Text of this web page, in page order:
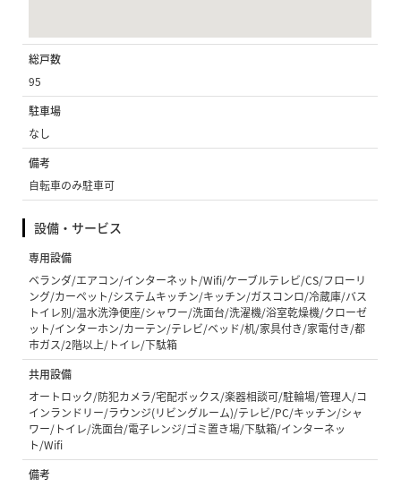
総戸数
95
駐車場
なし
備考
自転車のみ駐車可
設備・サービス
専用設備
ベランダ/エアコン/インターネット/Wifi/ケーブルテレビ/CS/フローリ
ング/カーペット/システムキッチン/キッチン/ガスコンロ/冷蔵庫/バス
トイレ別/温水洗浄便座/シャワー/洗面台/洗濯機/浴室乾燥機/クローゼ
ット/インターホン/カーテン/テレビ/ベッド/机/家具付き/家電付き/都
市ガス/2階以上/トイレ/下駄箱
共用設備
オートロック/防犯カメラ/宅配ボックス/楽器相談可/駐輪場/管理人/コ
インランドリー/ラウンジ(リビングルーム)/テレビ/PC/キッチン/シャ
ワー/トイレ/洗面台/電子レンジ/ゴミ置き場/下駄箱/インターネッ
ト/Wifi
備考